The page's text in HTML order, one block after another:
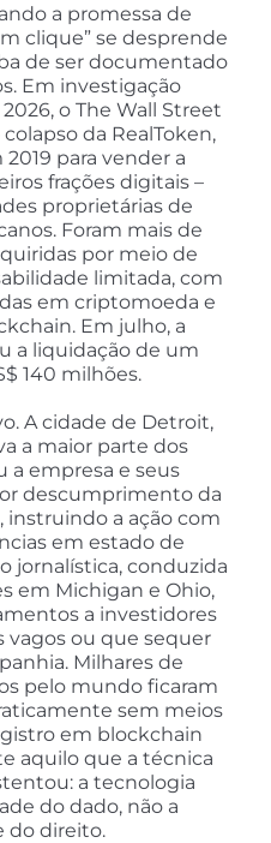
a promessa de
clique” se desprende
de ser documentado
Em investigação
o The Wall Street
da RealToken,
para vender a
frações digitais –
proprietárias de
Foram mais de
por meio de
limitada, com
em criptomoeda e
Em julho, a
a liquidação de um
140 milhões.
A cidade de Detroit,
a maior parte dos
a empresa e seus
descumprimento da
instruindo a ação com
em estado de
jornalística, conduzida
em Michigan e Ohio,
a investidores
vagos ou que sequer
Milhares de
pelo mundo ficaram
sem meios
em blockchain
aquilo que a técnica
a tecnologia
do dado, não a
do direito.